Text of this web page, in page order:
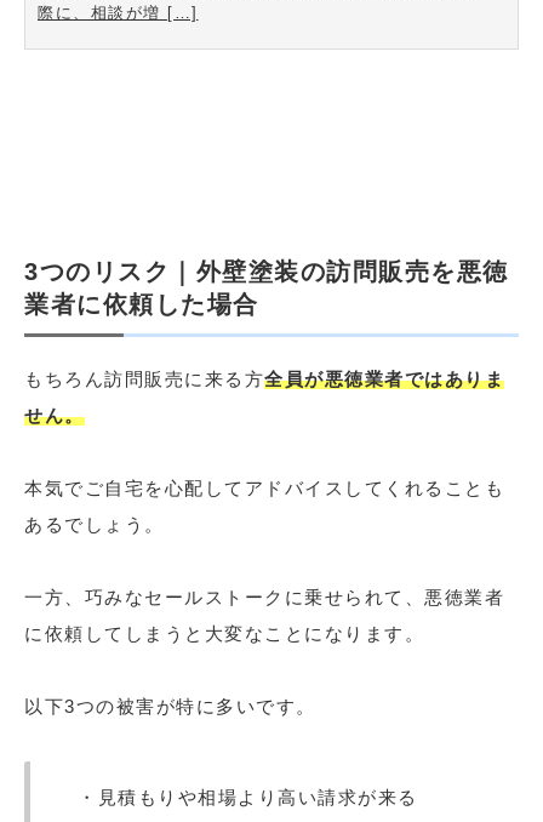
際に、相談が増 […]
3つのリスク｜外壁塗装の訪問販売を悪徳
業者に依頼した場合
もちろん訪問販売に来る方全員が悪徳業者ではありま
せん。
本気でご自宅を心配してアドバイスしてくれることも
あるでしょう。
一方、巧みなセールストークに乗せられて、悪徳業者
に依頼してしまうと大変なことになります。
以下3つの被害が特に多いです。
・見積もりや相場より高い請求が来る